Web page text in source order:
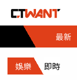
最新
娛樂 即時